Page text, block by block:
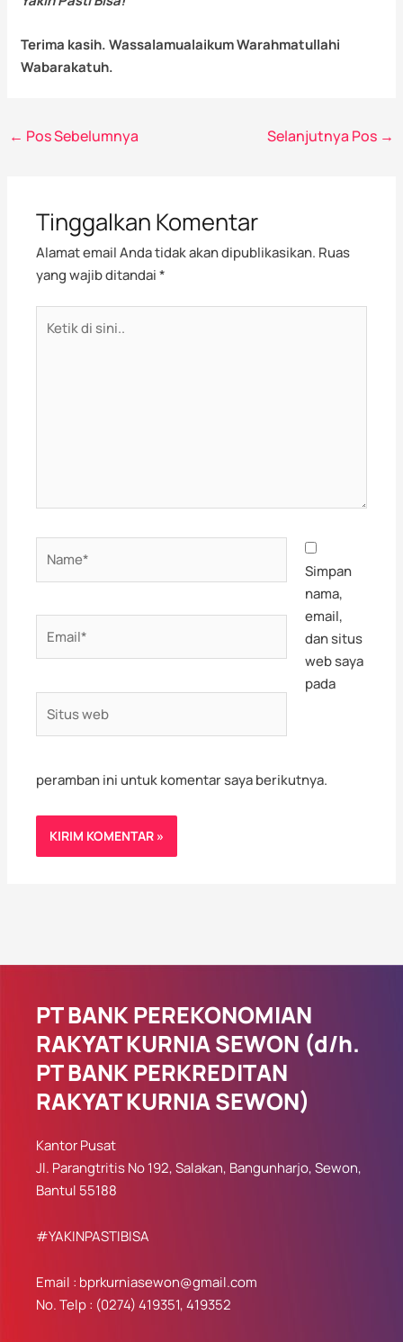
Terima kasih. Wassalamualaikum Warahmatullahi
Wabarakatuh.
← Pos Sebelumnya Selanjutnya Pos →
Tinggalkan Komentar
Alamat email Anda tidak akan dipublikasikan. Ruas
yang wajib ditandai*
web
Simpan
nama,
email,
dan situs
web saya
pada
peramban ini untuk komentar saya berikutnya.
PT BANK PEREKONOMIAN
RAKYAT KURNIA SEWON (d/h.
PT BANK PERKREDITAN
RAKYAT KURNIA SEWON)
Kantor Pusat
Jl. Parangtritis No 192, Salakan, Bangunharjo, Sewon,
Bantul 55188
#YAKINPASTIBISA
Email : bprkurniasewon@gmail.com
No. Telp : (0274) 419351, 419352